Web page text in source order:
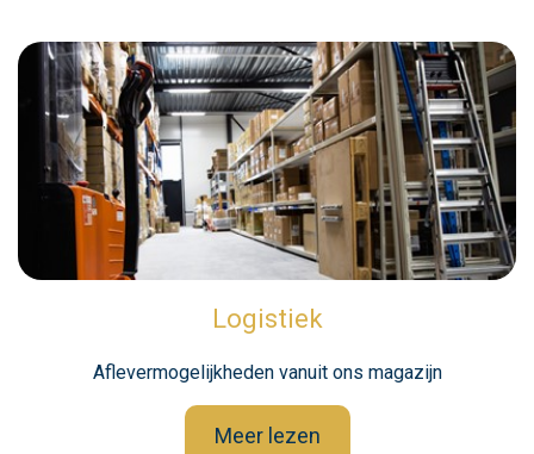
Logistiek
Aflevermogelijkheden vanuit ons magazijn
Meer lezen